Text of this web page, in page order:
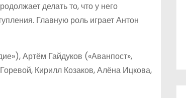
делать то, что у него
Главную роль играет Антон
Артём Гайдуков («Аванпост»,
Кирилл Козаков, Алёна Ицкова,